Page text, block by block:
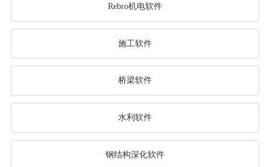
Rebro机电软件
施工软件
桥梁软件
水利软件
钢结构深化软件